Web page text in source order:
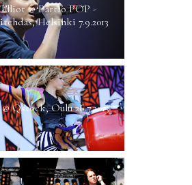
Elliot @ Partio POP -
Helsinki 7.9.2013
Qstock, Oulu 26.7.2013